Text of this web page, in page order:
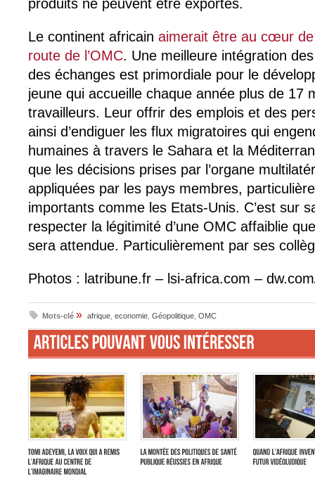
produits ne peuvent être exportés.
Le continent africain aimerait être au cœur
route de l’OMC. Une meilleure intégration
des échanges est primordiale pour le
jeune qui accueille chaque année plus de 17
travailleurs. Leur offrir des emplois et des
ainsi d’endiguer les flux migratoires qui
humaines à travers le Sahara et la
que les décisions prises par l’organe
appliquées par les pays membres,
importants comme les Etats-Unis. C’est sur
respecter la légitimité d’une OMC affaiblie
sera attendue. Particulièrement par ses
Photos : latribune.fr – lsi-africa.com –
Mots-clé » afrique economie Géopolitique OMC